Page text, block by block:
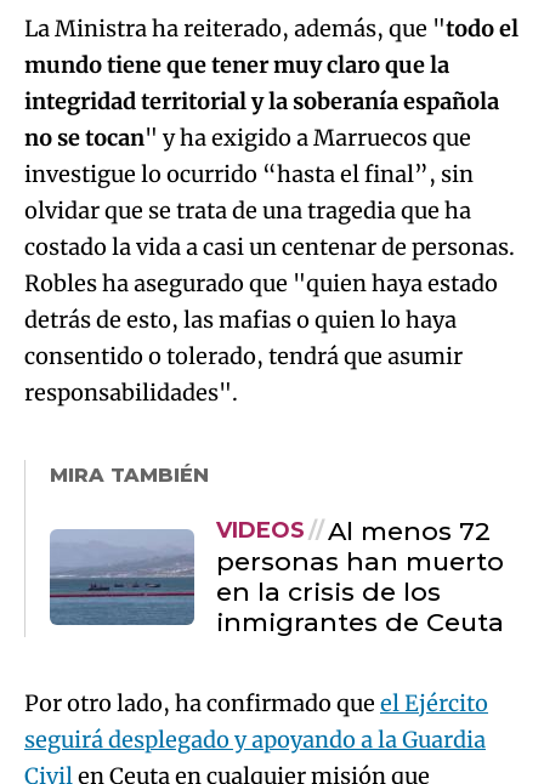
La Ministra ha reiterado, además, que "todo el
mundo tiene que tener muy claro que la
integridad territorial y la soberanía española
no se tocan" y ha exigido a Marruecos que
investigue lo ocurrido “hasta el final”, sin
olvidar que se trata de una tragedia que ha
costado la vida a casi un centenar de personas.
Robles ha asegurado que "quien haya estado
detrás de esto, las mafias o quien lo haya
consentido o tolerado, tendrá que asumir
responsabilidades".
MIRA TAMBIÉN
VIDEOS
Al menos 72
personas han muerto
en la crisis de los
inmigrantes de Ceuta
Por otro lado, ha confirmado que el Ejército
seguirá desplegado y apoyando a la Guardia
Civilen Ceuta en cualquier misión que